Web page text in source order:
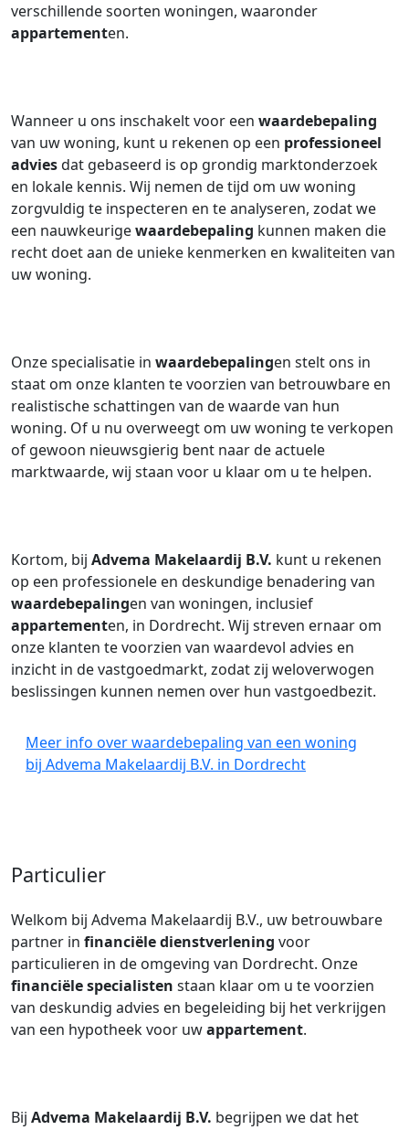
verschillende soorten woningen, waaronder
appartementen.
Wanneer u ons inschakelt voor een waardebepaling
van uw woning, kunt u rekenen op een professioneel
adviesdat gebaseerd is op grondig marktonderzoek
en lokale kennis. Wij nemen de tijd om uw woning
zorgvuldig te inspecteren en te analyseren, zodat we
een nauwkeurigewaardebepaling kunnen maken die
recht doet aan de unieke kenmerken en kwaliteiten van
uw woning.
Onze specialisatie in waardebepalingen stelt ons in
staat om onze klanten te voorzien van betrouwbare en
realistische schattingen van de waarde van hun
woning. Of u nu overweegt om uw woning te verkopen
of gewoon nieuwsgierig bent naar de actuele
marktwaarde, wij staan voor u klaar om u te helpen.
Kortom, bij Advema Makelaardij B.V. kunt u rekenen
op een professionele en deskundige benadering van
waardebepalingen van woningen, inclusief
appartementen, in Dordrecht. Wij streven ernaar om
onze klanten te voorzien van waardevol advies en
inzicht in de vastgoedmarkt, zodat zij weloverwogen
beslissingen kunnen nemen over hun vastgoedbezit.
Meer info over waardebepaling van een woning
bij Advema Makelaardij B.V. in Dordrecht
Particulier
Welkom bij Advema Makelaardij B.V., uw betrouwbare
partner in financiële dienstverlening voor
particulieren in de omgeving van Dordrecht. Onze
financiële specialisten staan klaar om u te voorzien
van deskundig advies en begeleiding bij het verkrijgen
van een hypotheek voor uwappartement.
Bij Advema Makelaardij B.V. begrijpen we dat het